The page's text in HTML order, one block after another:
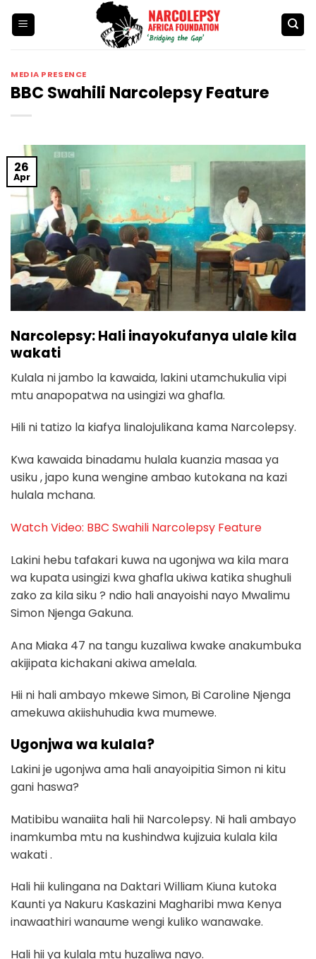
MEDIA PRESENCE
BBC Swahili Narcolepsy Feature
26
Apr
Narcolepsy: Hali inayokufanya ulale kila
wakati
Kulala ni jambo la kawaida, lakini utamchukulia vipi
mtu anapopatwa na usingizi wa ghafla.
Hili ni tatizo la kiafya linalojulikana kama Narcolepsy.
Kwa kawaida binadamu hulala kuanzia masaa ya
usiku , japo kuna wengine ambao kutokana na kazi
hulala mchana.
Watch Video: BBC Swahili Narcolepsy Feature
Lakini hebu tafakari kuwa na ugonjwa wa kila mara
wa kupata usingizi kwa ghafla ukiwa katika shughuli
zako za kila siku ? ndio hali anayoishi nayo Mwalimu
Simon Njenga Gakuna.
Ana Miaka 47 na tangu kuzaliwa kwake anakumbuka
akijipata kichakani akiwa amelala.
Hii ni hali ambayo mkewe Simon, Bi Caroline Njenga
amekuwa akiishuhudia kwa mumewe.
Ugonjwa wa kulala?
Lakini je ugonjwa ama hali anayoipitia Simon ni kitu
gani haswa?
Matibibu wanaiita hali hii Narcolepsy. Ni hali ambayo
inamkumba mtu na kushindwa kujizuia kulala kila
wakati .
Hali hii kulingana na Daktari William Kiuna kutoka
Kaunti ya Nakuru Kaskazini Magharibi mwa Kenya
inawaathiri wanaume wengi kuliko wanawake.
Hali hii ya kulala mtu huzaliwa nayo.